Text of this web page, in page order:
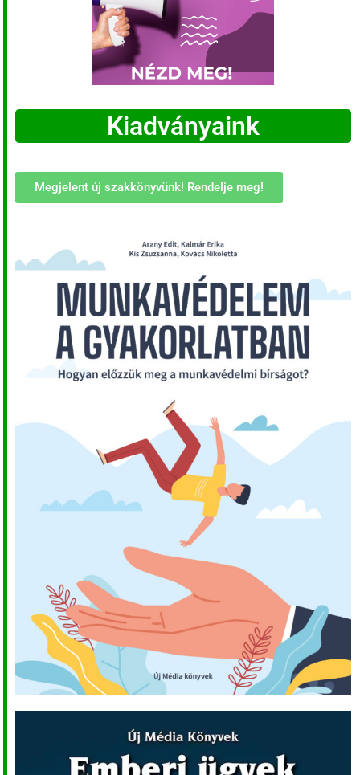
Kiadványaink
Megjelent új szakkönyvünk! Rendelje meg!